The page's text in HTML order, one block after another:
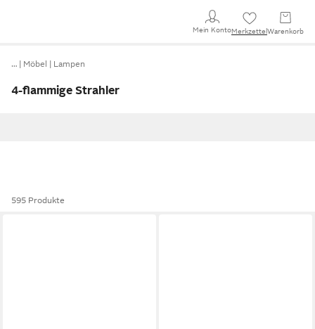
Mein KontoMerkzettel Warenkorb
… Möbel Lampen
4-flammige Strahler
595 Produkte